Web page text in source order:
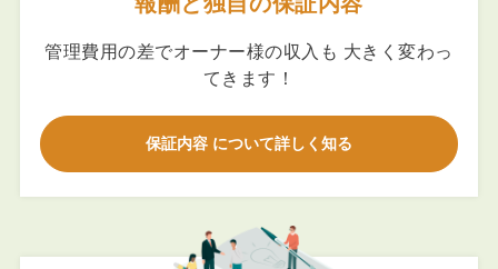
管理費用の差でオーナー様の収入も 大きく変わっ
てきます！
保証内容 について詳しく知る